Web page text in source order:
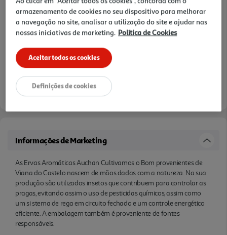
Informações de Marketing
As Ervas Aromáticas Auchan Cultivamos o Bom provenientes de
Viana do Castelo nascem de mãos dadas com a natureza. Na sua
produção são utilizados insetos que contribuem para controlar as
pragas, evitando assim o uso de pesticidas químicos, assim como
um si stema de rega em circuito fechado e um controle energético
eficiente. A embalagem também é proveniente de fontes
responsáveis.
armazenamento de cookies no seu dispositivo para melhorar
a navegação no site, analisar a utilização do site e ajudar nas
nossas iniciativas de marketing. Política de Cookies
Aceitar todos os cookies
Definições de cookies